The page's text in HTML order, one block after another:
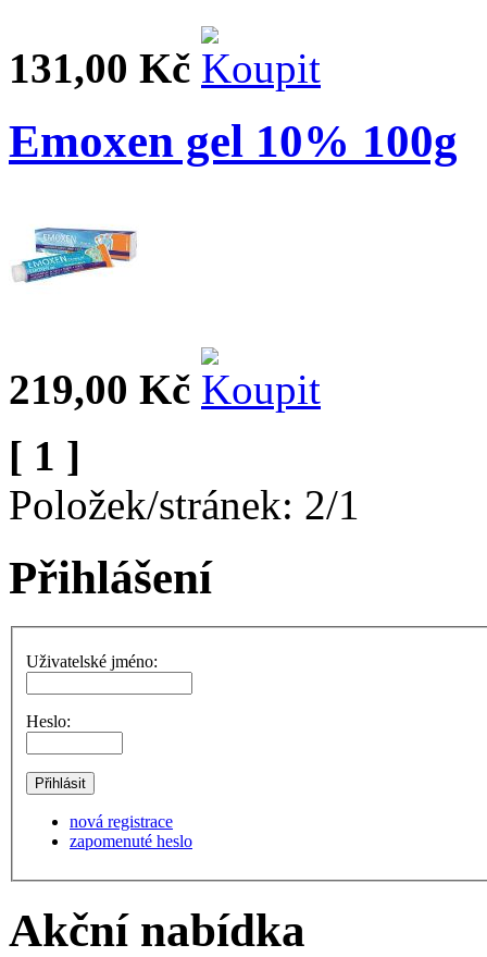
131,00 Kč
Emoxen gel 10% 100g
219,00 Kč
[ 1 ]
Položek/stránek: 2/1
Přihlášení
Uživatelské jméno:
Heslo:
nová registrace
zapomenuté heslo
Akční nabídka